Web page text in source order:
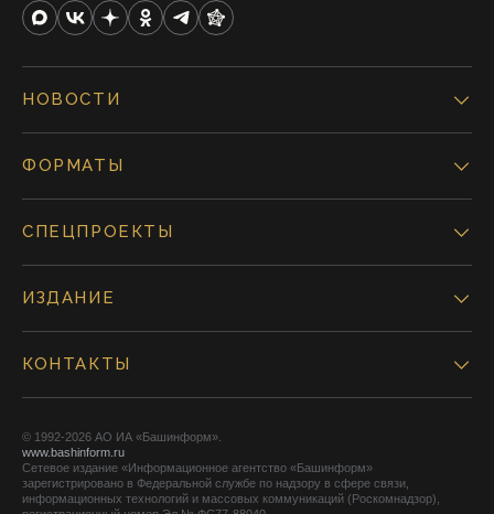
НОВОСТИ
ФОРМАТЫ
СПЕЦПРОЕКТЫ
ИЗДАНИЕ
КОНТАКТЫ
© 1992-2026 АО ИА «Башинформ».
www.bashinform.ru
Сетевое издание «Информационное агентство «Башинформ»
зарегистрировано в Федеральной службе по надзору в сфере связи,
информационных технологий и массовых коммуникаций (Роскомнадзор),